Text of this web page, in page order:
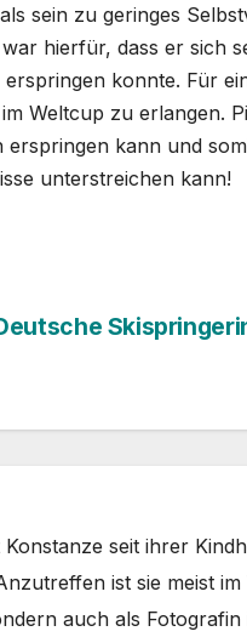
sein zu geringes
hierfür, dass er sich
konnte. Für
Weltcup zu erlangen.
kann und
unterstreichen kann!
seit ihrer
ist sie meist
auch als